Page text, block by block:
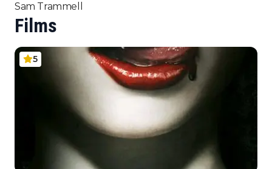
Sam Trammell
Films
5